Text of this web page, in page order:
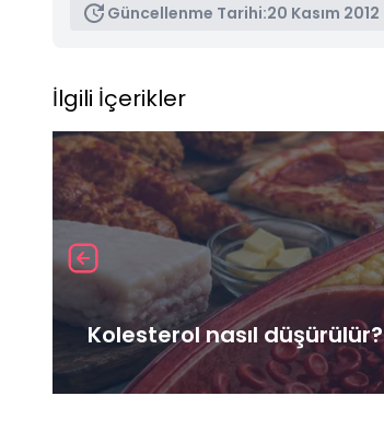
Güncellenme Tarihi:20 Kasım 2012
İlgili İçerikler
Kolesterol nasıl düşürülür?